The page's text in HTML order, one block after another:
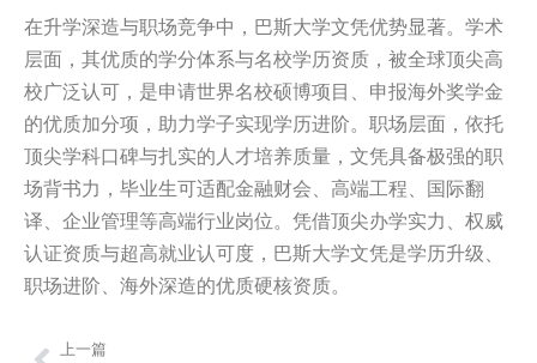
在升学深造与职场竞争中，巴斯大学文凭优势显著。学术
层面，其优质的学分体系与名校学历资质，被全球顶尖高
校广泛认可，是申请世界名校硕博项目、申报海外奖学金
的优质加分项，助力学子实现学历进阶。职场层面，依托
顶尖学科口碑与扎实的人才培养质量，文凭具备极强的职
场背书力，毕业生可适配金融财会、高端工程、国际翻
译、企业管理等高端行业岗位。凭借顶尖办学实力、权威
认证资质与超高就业认可度，巴斯大学文凭是学历升级、
职场进阶、海外深造的优质硬核资质。
上一篇